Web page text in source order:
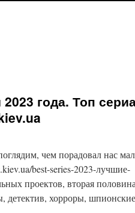
года. Топ
чем порадовал нас
best-series-2023-лучшие-
проектов, вторая половина
детектив, хорроры, шпионские